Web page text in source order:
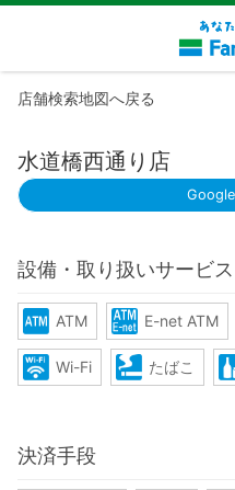
店舗検索地図へ戻る
水道橋西通り店
設備・取り扱いサービス
ATM E-net ATM
Wi-Fi たばこ
決済手段